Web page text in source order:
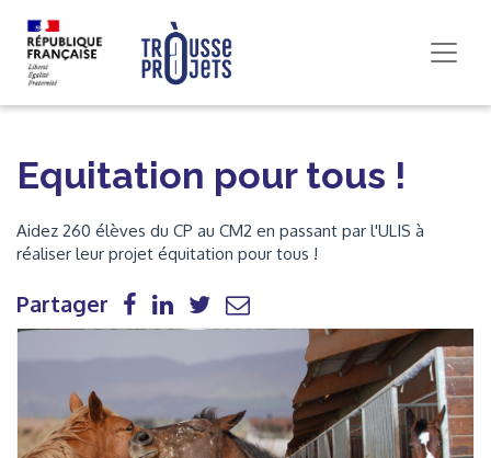
Equitation pour tous !
Aidez 260 élèves du CP au CM2 en passant par l'ULIS à
réaliser leur projet équitation pour tous !
Partager